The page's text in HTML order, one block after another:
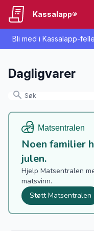
Bli med i Kassalapp-
Kassalapp®
Dagligvarer
Noen familier
julen.
Hjelp Matsentralen
matsvinn.
Støtt Matsentralen